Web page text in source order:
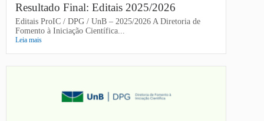
Resultado Final: Editais 2025/2026
Editais ProIC / DPG / UnB – 2025/2026 A Diretoria de
Fomento à Iniciação Científica...
Leia mais